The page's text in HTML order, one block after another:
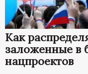
р
т
а
Как
заложенные в
нацпроектов